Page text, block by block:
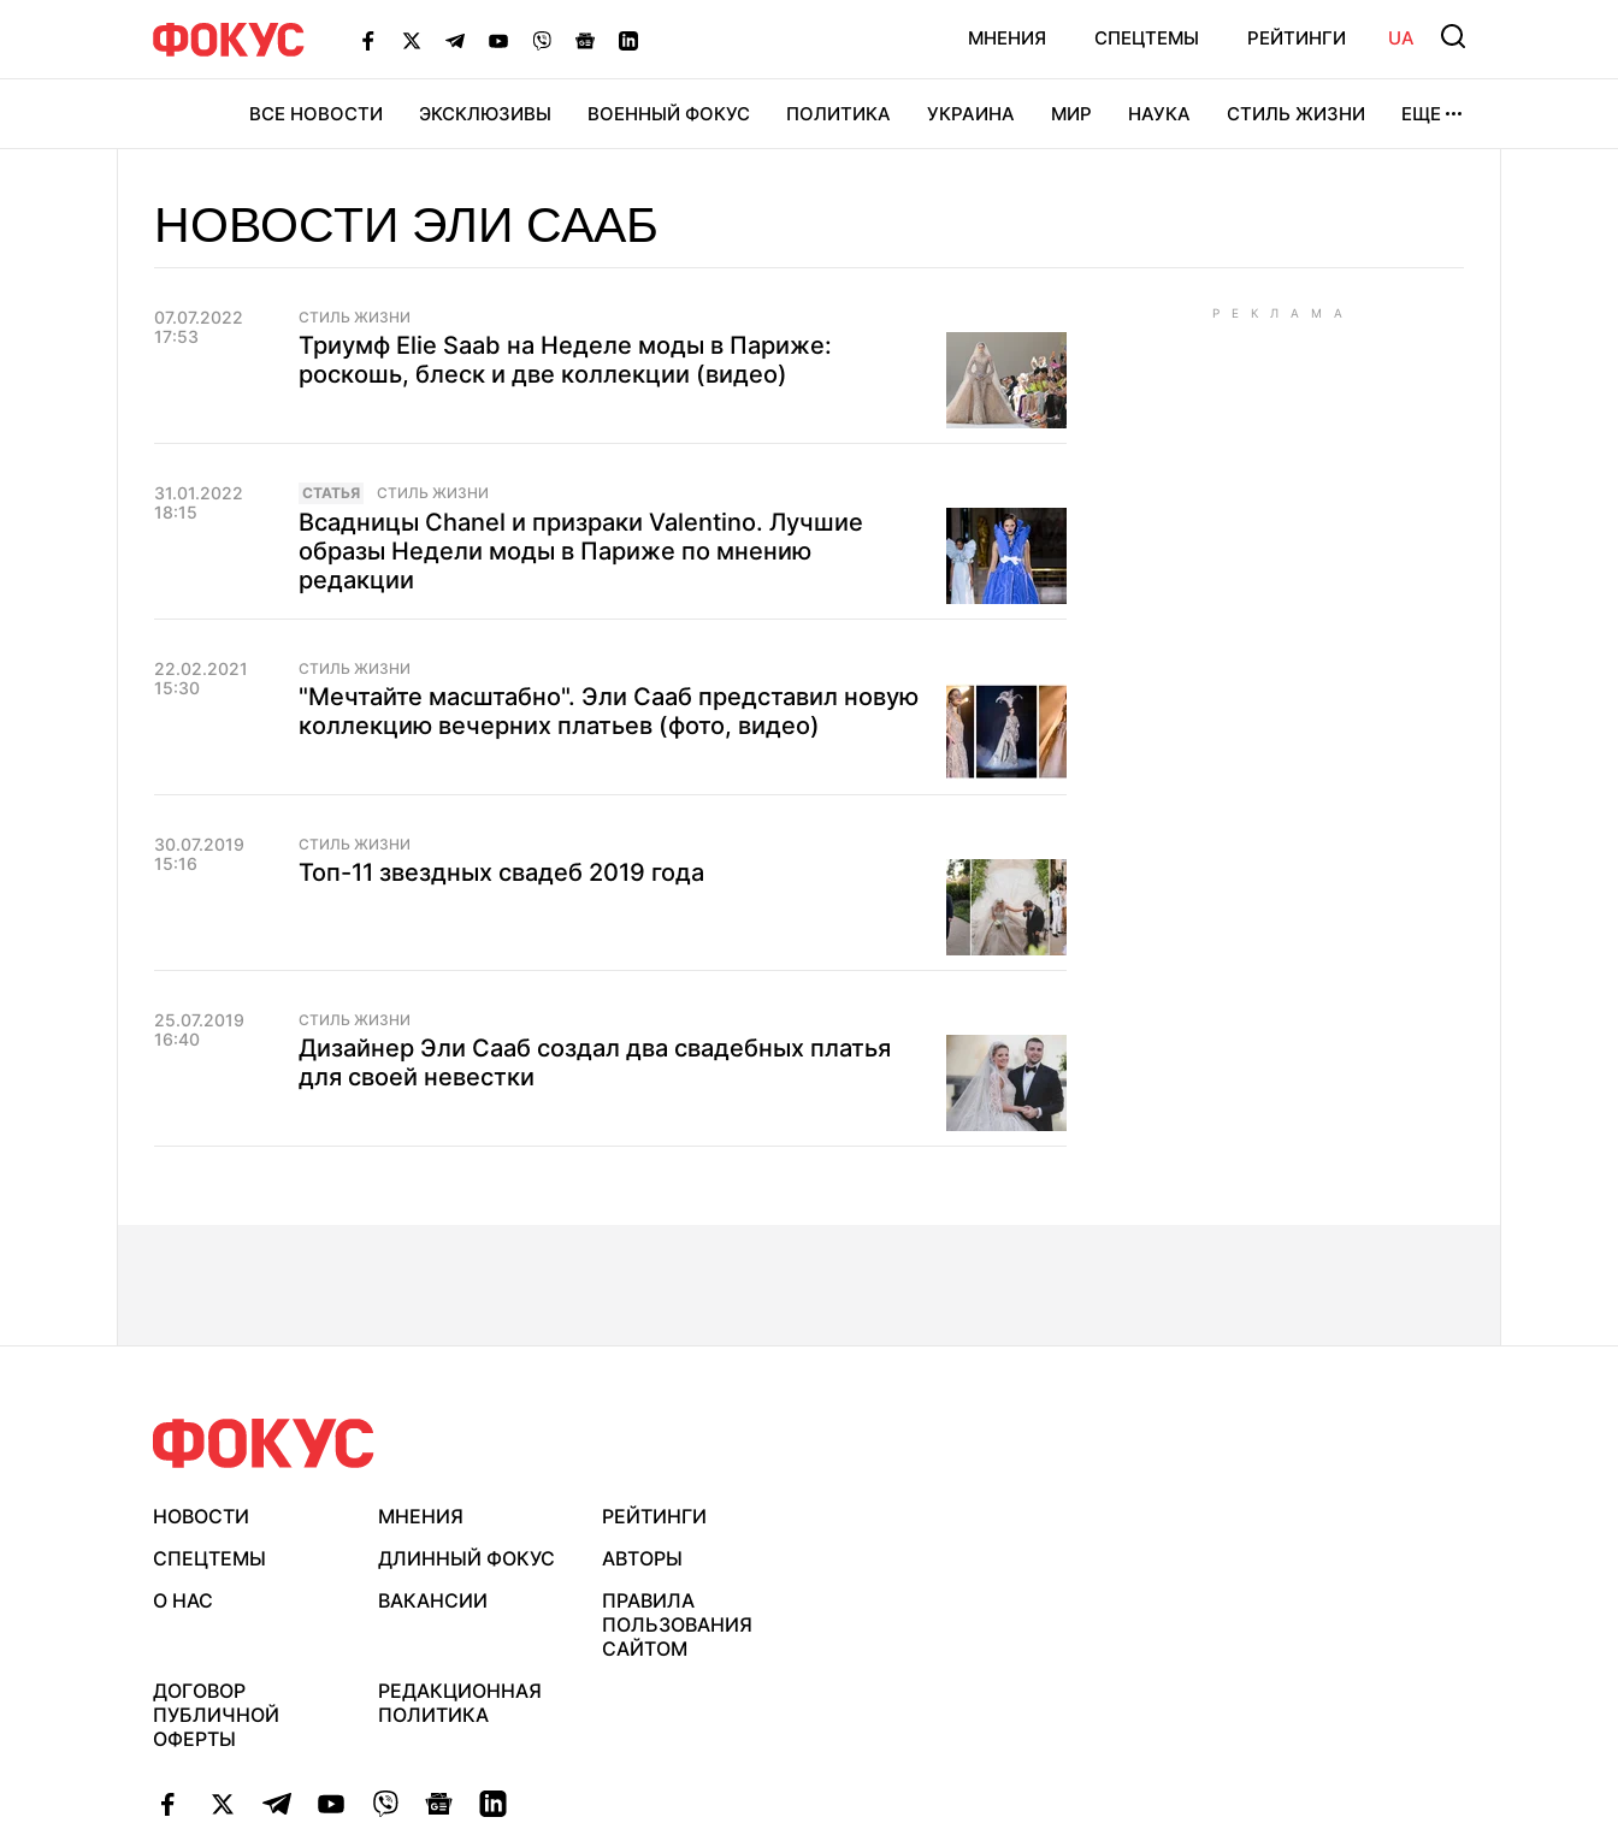
МНЕНИЯ СПЕЦТЕМЫ РЕЙТИНГИ UA
ВСЕ НОВОСТИ ЭКСКЛЮЗИВЫ ВОЕННЫЙ ФОКУС ПОЛИТИКА УКРАИНА МИР НАУКА СТИЛЬ ЖИЗНИ ЕЩЕ
НОВОСТИ ЭЛИ СААБ
07.07.2022
17:53
СТИЛЬ ЖИЗНИ
Триумф Elie Saab на Неделе моды в Париже:
роскошь, блеск и две коллекции (видео)
31.01.2022
18:15
CТАТЬЯ СТИЛЬ ЖИЗНИ
Всадницы Chanel и призраки Valentino. Лучшие
образы Недели моды в Париже по мнению
редакции
22.02.2021
15:30
СТИЛЬ ЖИЗНИ
"Мечтайте масштабно". Эли Сааб представил новую
коллекцию вечерних платьев (фото, видео)
30.07.2019
15:16
СТИЛЬ ЖИЗНИ
Топ-11 звездных свадеб 2019 года
25.07.2019
16:40
СТИЛЬ ЖИЗНИ
Дизайнер Эли Сааб создал два свадебных платья
для своей невестки
НОВОСТИ МНЕНИЯ
РЕЙТИНГИ
СПЕЦТЕМЫ
ДЛИННЫЙ ФОКУС
АВТОРЫ
О НАС
ВАКАНСИИ
ПРАВИЛА
ПОЛЬЗОВАНИЯ
САЙТОМ
ДОГОВОР
ПУБЛИЧНОЙ
ОФЕРТЫ
РЕДАКЦИОННАЯ
ПОЛИТИКА